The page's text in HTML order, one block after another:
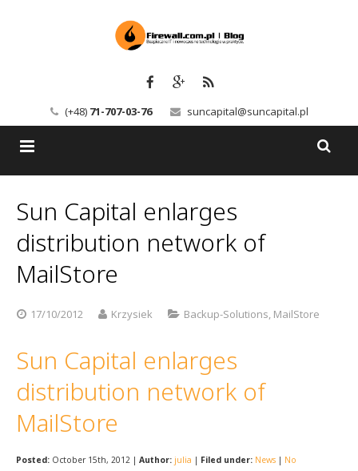
(+48) 71-707-03-76 suncapital@suncapital.pl
Backup-Solutions
Bezpieczeństwo IT
Sophos
Usługi
Newsletter
Polityka prywatności
Sun Capital enlarges
distribution network of
MailStore
17/10/2012 Krzysiek Backup-Solutions, MailStore
Sun Capital enlarges
distribution network of
MailStore
Posted: October 15th, 2012 | Author: julia | Filed under: News | No